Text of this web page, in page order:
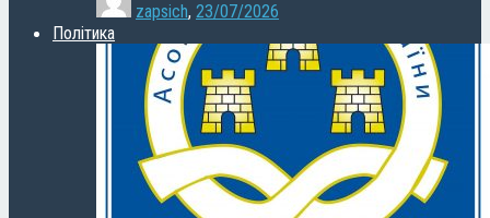
zapsich, 23/07/2026
Політика